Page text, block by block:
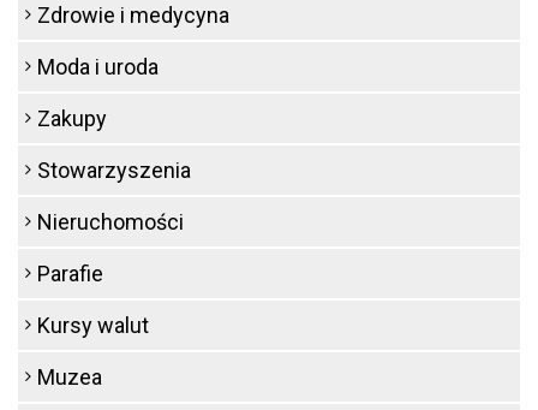
Zdrowie i medycyna
Moda i uroda
Zakupy
Stowarzyszenia
Nieruchomości
Parafie
Kursy walut
Muzea